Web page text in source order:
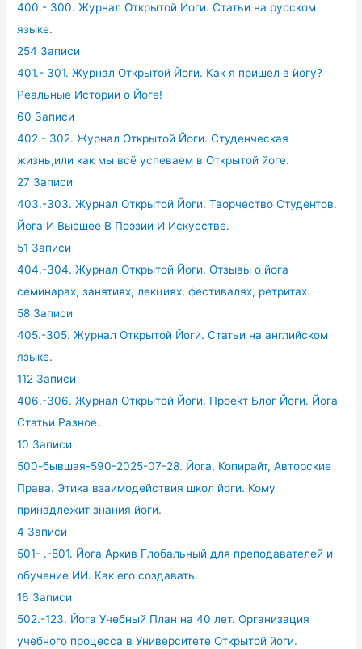
400.- 300. Журнал Открытой Йоги. Статьи на русском
языке.
254 Записи
401.- 301. Журнал Открытой Йоги. Как я пришел в йогу?
Реальные Истории о Йоге!
60 Записи
402.- 302. Журнал Открытой Йоги. Студенческая
жизнь,или как мы всё успеваем в Открытой йоге.
27 Записи
403.-303. Журнал Открытой Йоги. Творчество Студентов.
Йога И Высшее В Поэзии И Искусстве.
51 Записи
404.-304. Журнал Открытой Йоги. Отзывы о йога
семинарах, занятиях, лекциях, фестивалях, ретритах.
58 Записи
405.-305. Журнал Открытой Йоги. Статьи на английском
языке.
112 Записи
406.-306. Журнал Открытой Йоги. Проект Блог Йоги. Йога
Статьи Разное.
10 Записи
500-бывшая-590-2025-07-28. Йога, Копирайт, Авторские
Права. Этика взаимодействия школ йоги. Кому
принадлежит знания йоги.
4 Записи
501- .-801. Йога Архив Глобальный для преподавателей и
обучение ИИ. Как его создавать.
16 Записи
502.-123. Йога Учебный План на 40 лет. Организация
учебного процесса в Университете Открытой йоги.